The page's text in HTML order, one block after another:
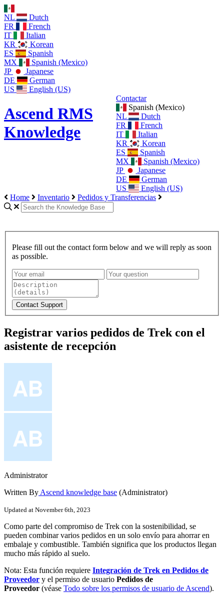
NL
Dutch
FR
French
IT
Italian
KR
Korean
ES
Spanish
MX
Spanish (Mexico)
JP
Japanese
DE
German
US
English (US)
Ascend RMS
Knowledge
Contactar
Spanish (Mexico)
NL
Dutch
FR
French
IT
Italian
KR
Korean
ES
Spanish
MX
Spanish (Mexico)
JP
Japanese
DE
German
US
English (US)
Home
Inventario Pedidos y Transferencias
Please fill out the contact form below and we will reply as soon
as possible.
Registrar varios pedidos de Trek con el
asistente de recepción
Administrator
Written By Ascend knowledge base (Administrator)
Updated at November 6th, 2023
Como parte del compromiso de Trek con la sostenibilidad, se
pueden combinar varios pedidos en un solo envío para ahorrar en
embalaje y combustible. También significa que los productos llegan
mucho más rápido al suelo.
Nota: Esta función requiere Integración de Trek en Pedidos de
Proveedor y el permiso de usuario Pedidos de
Proveedor (véase Todo sobre los permisos de usuario de Ascend).